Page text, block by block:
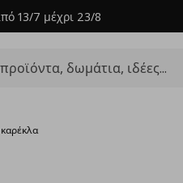
13/7 μέχρι 23/8